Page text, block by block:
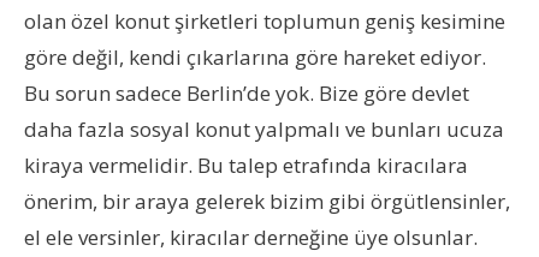
olan özel konut şirketleri toplumun geniş kesimine
göre değil, kendi çıkarlarına göre hareket ediyor.
Bu sorun sadece Berlin’de yok. Bize göre devlet
daha fazla sosyal konut yalpmalı ve bunları ucuza
kiraya vermelidir. Bu talep etrafında kiracılara
önerim, bir araya gelerek bizim gibi örgütlensinler,
el ele versinler, kiracılar derneğine üye olsunlar.